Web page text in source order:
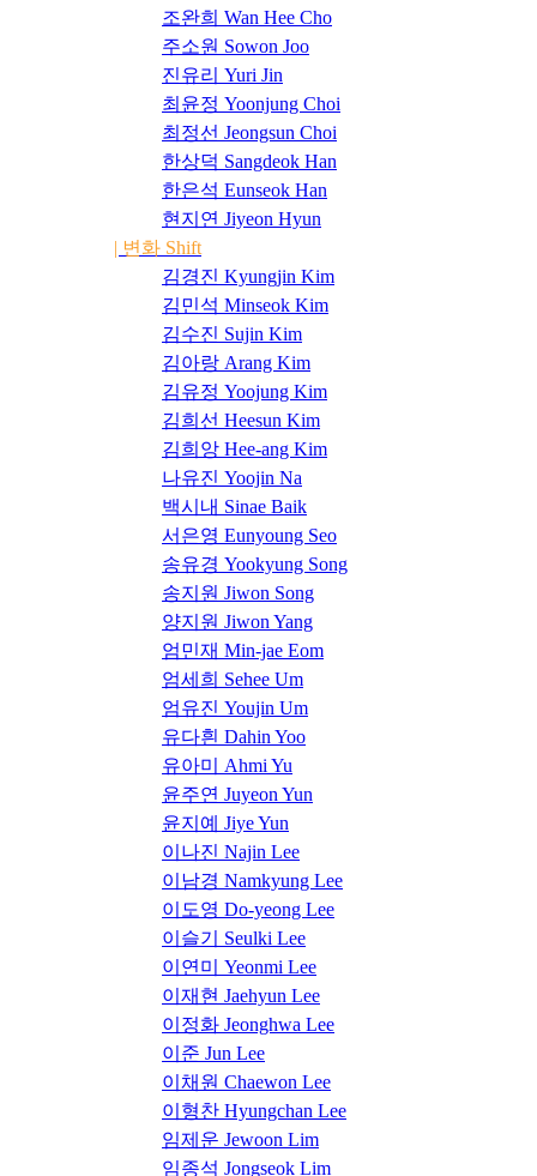
조완희 Wan Hee Cho
주소원 Sowon Joo
진유리 Yuri Jin
최윤정 Yoonjung Choi
최정선 Jeongsun Choi
한상덕 Sangdeok Han
한은석 Eunseok Han
현지연 Jiyeon Hyun
| 변화 Shift
김경진 Kyungjin Kim
김민석 Minseok Kim
김수진 Sujin Kim
김아랑 Arang Kim
김유정 Yoojung Kim
김희선 Heesun Kim
김희앙 Hee-ang Kim
나유진 Yoojin Na
백시내 Sinae Baik
서은영 Eunyoung Seo
송유경 Yookyung Song
송지원 Jiwon Song
양지원 Jiwon Yang
엄민재 Min-jae Eom
엄세희 Sehee Um
엄유진 Youjin Um
유다흰 Dahin Yoo
유아미 Ahmi Yu
윤주연 Juyeon Yun
윤지예 Jiye Yun
이나진 Najin Lee
이남경 Namkyung Lee
이도영 Do-yeong Lee
이슬기 Seulki Lee
이연미 Yeonmi Lee
이재현 Jaehyun Lee
이정화 Jeonghwa Lee
이준 Jun Lee
이채원 Chaewon Lee
이형찬 Hyungchan Lee
임제운 Jewoon Lim
임종석 Jongseok Lim